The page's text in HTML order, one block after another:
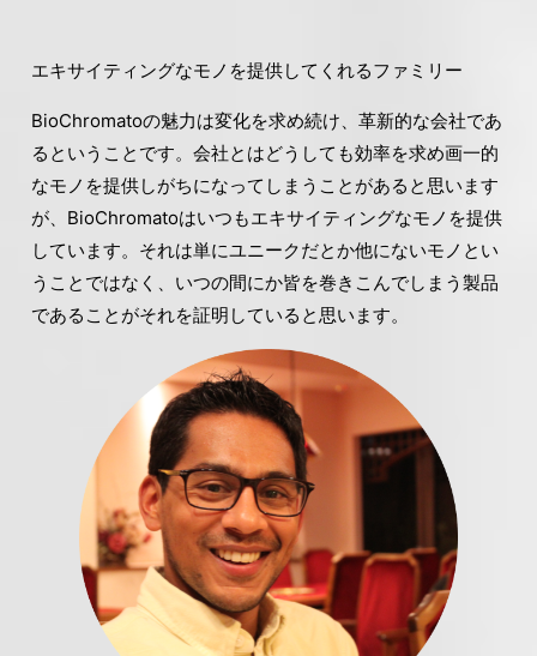
エキサイティングなモノを提供してくれるファミリー
BioChromatoの魅力は変化を求め続け、革新的な会社であ
るということです。会社とはどうしても効率を求め画一的
なモノを提供しがちになってしまうことがあると思います
が、BioChromatoはいつもエキサイティングなモノを提供
しています。それは単にユニークだとか他にないモノとい
うことではなく、いつの間にか皆を巻きこんでしまう製品
であることがそれを証明していると思います。